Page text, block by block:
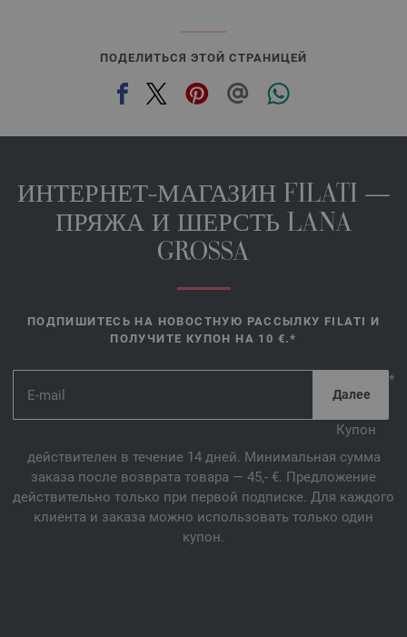
ПОДЕЛИТЬСЯ ЭТОЙ СТРАНИЦЕЙ
ИНТЕРНЕТ-МАГАЗИН FILATI —
ПРЯЖА И ШЕРСТЬ LANA
GROSSA
ПОДПИШИТЕСЬ НА НОВОСТНУЮ РАССЫЛКУ FILATI И
ПОЛУЧИТЕ КУПОН НА 10 €.*
*
Купон
действителен в течение 14 дней. Минимальная сумма
заказа после возврата товара — 45,- €. Предложение
действительно только при первой подписке. Для каждого
клиента и заказа можно использовать только один
купон.